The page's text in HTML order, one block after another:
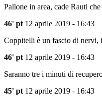
Pallone in area, cade Rauti
46' pt 12 aprile 2019 - 16:43
Coppitelli è un fascio di nervi,
46' pt 12 aprile 2019 - 16:43
Saranno tre i minuti di
45' pt 12 aprile 2019 - 16:43